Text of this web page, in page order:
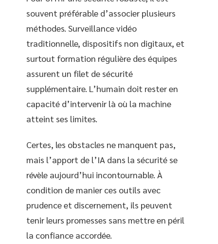
souvent préférable d’associer plusieurs
méthodes. Surveillance vidéo
traditionnelle, dispositifs non digitaux, et
surtout formation régulière des équipes
assurent un filet de sécurité
supplémentaire. L’humain doit rester en
capacité d’intervenir là où la machine
atteint ses limites.
Certes, les obstacles ne manquent pas,
mais l’apport de l’IA dans la sécurité se
révèle aujourd’hui incontournable. À
condition de manier ces outils avec
prudence et discernement, ils peuvent
tenir leurs promesses sans mettre en péril
la confiance accordée.